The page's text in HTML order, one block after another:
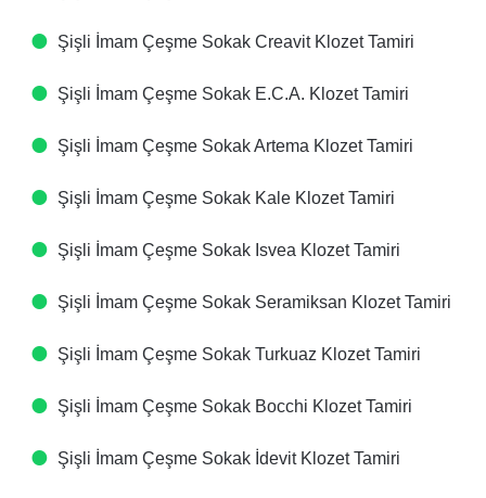
Şişli İmam Çeşme Sokak Creavit Klozet Tamiri
Şişli İmam Çeşme Sokak E.C.A. Klozet Tamiri
Şişli İmam Çeşme Sokak Artema Klozet Tamiri
Şişli İmam Çeşme Sokak Kale Klozet Tamiri
Şişli İmam Çeşme Sokak Isvea Klozet Tamiri
Şişli İmam Çeşme Sokak Seramiksan Klozet Tamiri
Şişli İmam Çeşme Sokak Turkuaz Klozet Tamiri
Şişli İmam Çeşme Sokak Bocchi Klozet Tamiri
Şişli İmam Çeşme Sokak İdevit Klozet Tamiri